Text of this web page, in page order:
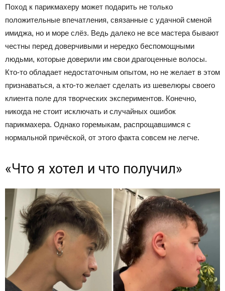
Поход к парикмахеру может подарить не только
положительные впечатления, связанные с удачной сменой
имиджа, но и море слёз. Ведь далеко не все мастера бывают
честны перед доверчивыми и нередко беспомощными
людьми, которые доверили им свои драгоценные волосы.
Кто-то обладает недостаточным опытом, но не желает в этом
признаваться, а кто-то желает сделать из шевелюры своего
клиента поле для творческих экспериментов. Конечно,
никогда не стоит исключать и случайных ошибок
парикмахера. Однако горемыкам, распрощавшимся с
нормальной причёской, от этого факта совсем не легче.
«Что я хотел и что получил»